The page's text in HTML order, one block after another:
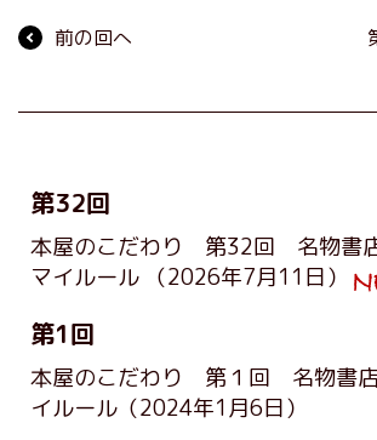
前の回へ
第32回
本屋のこだわり 第32回 名物書
マイルール （2026年7月11日）
第1回
本屋のこだわり 第１回 名物書店
イルール （2024年1月6日）